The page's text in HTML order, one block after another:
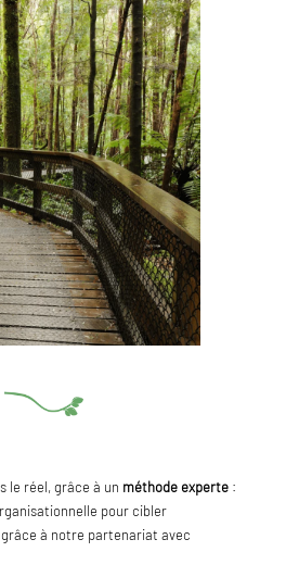
le réel, grâce à un méthode experte :
pour cibler
à notre partenariat avec